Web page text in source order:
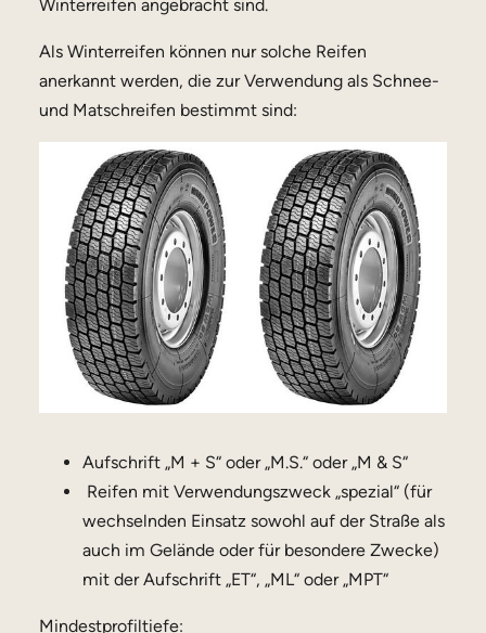
Winterreifen angebracht sind.
Als Winterreifen können nur solche Reifen
anerkannt werden, die zur Verwendung als Schnee-
und Matschreifen bestimmt sind:
Aufschrift „M + S“ oder „M.S.“ oder „M & S“
Reifen mit Verwendungszweck „spezial“ (für
wechselnden Einsatz sowohl auf der Straße als
auch im Gelände oder für besondere Zwecke)
mit der Aufschrift „ET“, „ML“ oder „MPT“
Mindestprofiltiefe: